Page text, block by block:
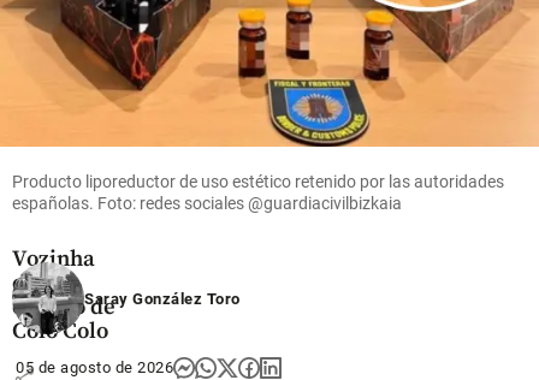
Fútbol
leyenda!
Así fue
Vozinha
en el
estadio de
Colo Colo
Producto liporeductor de uso estético retenido por las autoridades
españolas. Foto: redes sociales @guardiacivilbizkaia
Saray González Toro
05 de agosto de 2026